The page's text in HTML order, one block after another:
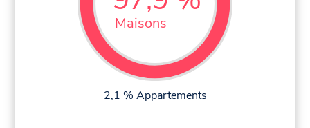
Maisons
2,1 % Appartements